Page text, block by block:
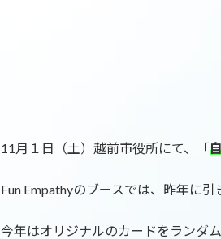
11月１日（土）越前市役所にて、「
Fun Empathyのブースでは、昨年に引
今年はオリジナルのカードをランダ